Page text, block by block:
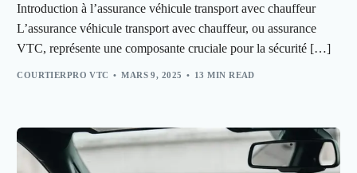
Introduction à l’assurance véhicule transport avec chauffeur
L’assurance véhicule transport avec chauffeur, ou assurance
VTC, représente une composante cruciale pour la sécurité […]
COURTIERPRO VTC MARS 9, 2025 13 MIN READ